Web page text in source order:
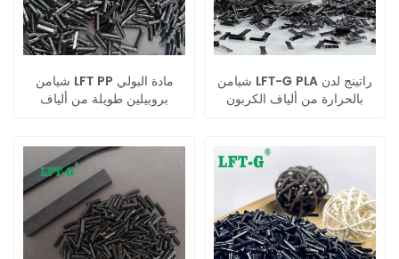
شيامن LFT PP مادة البولي
بروبيلين طويلة من ألياف
شيامن LFT-G PLA راتينج لدن
بالحرارة من ألياف الكربون